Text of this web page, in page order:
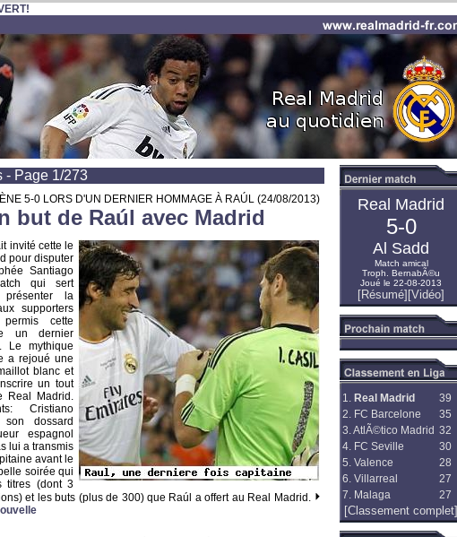
- Page 1/273
5-0 LORS D'UN DERNIER HOMMAGE À RAÚL (24/08/2013)
but de Raúl avec Madrid
invité cette le
pour disputer
Santiago
qui sert
présenter la
supporters
cette
un dernier
Le mythique
a rejoué une
blanc et
un tout
Real Madrid.
Cristiano
dossard
espagnol
lui a transmis
avant le
soirée qui
titres (dont 3
et les buts (plus de 300) que Raúl a offert au Real Madrid.
Real Madrid
5-0
Al Sadd
Match amical
Troph. BernabÃ©u
Joué le 22-08-2013
[Résumé] [Vidéo]
1. Real Madrid
39
2. FC Barcelone
35
3. AtlÃ©tico Madrid 32
4. FC Seville
30
5. Valence
28
6. Villarreal
27
7. Malaga
27
[Classement complet]